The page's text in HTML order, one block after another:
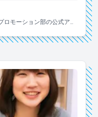
モーション部の公式アカ